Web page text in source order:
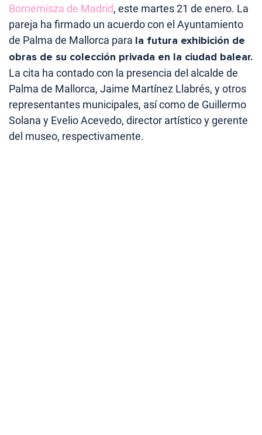
Bornemisza de Madrid, este martes 21 de enero. La
pareja ha firmado un acuerdo con el Ayuntamiento
de Palma de Mallorca para la futura exhibición de
obras de su colección privada en la ciudad balear.
La cita ha contado con la presencia del alcalde de
Palma de Mallorca, Jaime Martínez Llabrés, y otros
representantes municipales, así como de Guillermo
Solana y Evelio Acevedo, director artístico y gerente
del museo, respectivamente.